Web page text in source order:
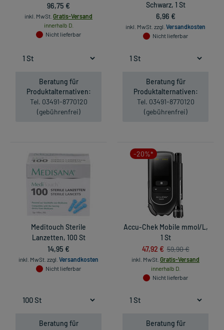
96,75 €
inkl. MwSt. Gratis-Versand
innerhalb D.
Nicht lieferbar
Beratung für
Produktalternativen:
Tel. 03491-8770120
(gebührenfrei)
Schwarz, 1 St
6,96 €
inkl. MwSt. zzgl. Versandkosten
Nicht lieferbar
Beratung für
Produktalternativen:
Tel. 03491-8770120
(gebührenfrei)
Meditouch Sterile
Lanzetten, 100 St
14,95 €
inkl. MwSt. zzgl. Versandkosten
Nicht lieferbar
Beratung für
-20%*
Accu-Chek Mobile mmol/L,
1 St
47,92 € 59,90 €
inkl. MwSt. Gratis-Versand
innerhalb D.
Nicht lieferbar
Beratung für